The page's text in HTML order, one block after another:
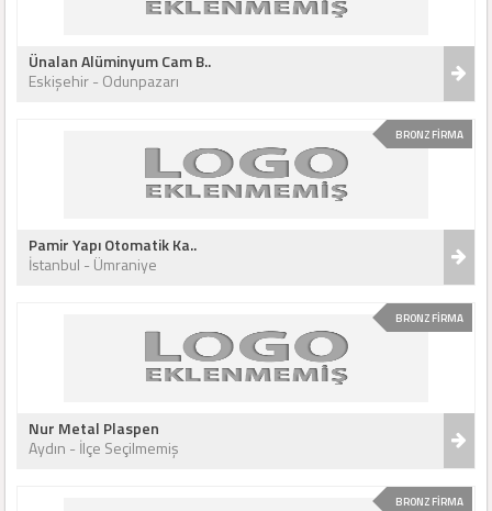
Ünalan Alüminyum Cam B..
Eskişehir - Odunpazarı
BRONZ FİRMA
Pamir Yapı Otomatik Ka..
İstanbul - Ümraniye
BRONZ FİRMA
Nur Metal Plaspen
Aydın - İlçe Seçilmemiş
BRONZ FİRMA